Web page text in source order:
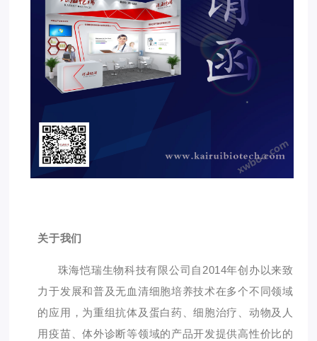
关于我们
珠海恺瑞生物科技有限公司自2014年创办以来致
力于发展和普及无血清细胞培养技术在多个不同领域
的应用，为重组抗体及蛋白药、细胞治疗、动物及人
用疫苗、体外诊断等领域的产品开发提供高性价比的